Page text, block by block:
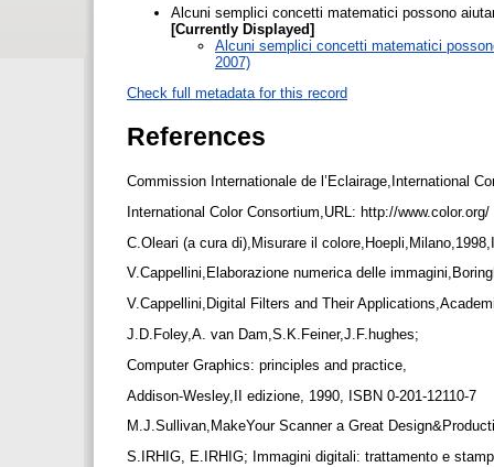
Alcuni semplici concetti matematici possono
[Currently Displayed]
Alcuni semplici concetti matematici
2007)
Check full metadata for this record
References
Commission Internationale de l’Eclairage,International
International Color Consortium,URL: http://www.color.org/
C.Oleari (a cura di),Misurare il
V.Cappellini,Elaborazione numerica delle
V.Cappellini,Digital Filters and Their
J.D.Foley,A. van Dam,S.K.Feiner,J.F.hughes;
Computer Graphics: principles and practice,
Addison-Wesley,II edizione, 1990, ISBN 0-201-12110-7
M.J.Sullivan,MakeYour Scanner a Great
S.IRHIG, E.IRHIG; Immagini digitali: trattamento e